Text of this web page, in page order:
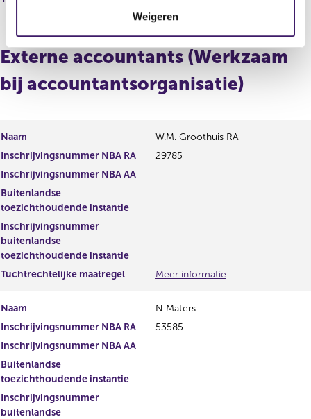
Weigeren
Externe accountants (Werkzaam
bij accountantsorganisatie)
Naam
W.M. Groothuis RA
Inschrijvingsnummer NBA RA
29785
Inschrijvingsnummer NBA AA
Buitenlandse
toezichthoudende instantie
Inschrijvingsnummer
buitenlandse
toezichthoudende instantie
Tuchtrechtelijke maatregel
Meer informatie
Naam
N Maters
Inschrijvingsnummer NBA RA
53585
Inschrijvingsnummer NBA AA
Buitenlandse
toezichthoudende instantie
Inschrijvingsnummer
buitenlandse